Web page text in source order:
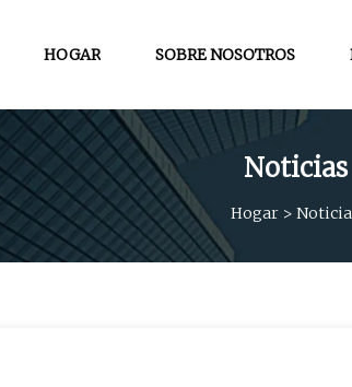
HOGAR SOBRE NOSOTROS
Noticias
Hogar >